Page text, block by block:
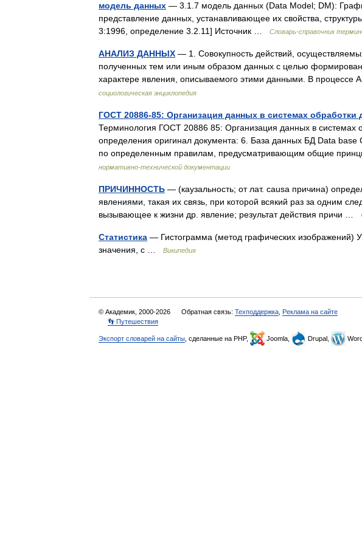
модель данных — 3.1.7 модель данных (Data Model; DM):
представление данных, устанавливающее их свойства,
3:1996, определение 3.2.11] Источник …
Словарь-справочник
АНАЛИЗ ДАННЫХ — 1. Совокупность действий,
полученных тем или иным образом данных с целью
характере явления, описываемого этими данными. В процессе
социологическая энциклопедия
ГОСТ 20886-85: Организация данных в системах
Терминология ГОСТ 20886 85: Организация данных в системах
определения оригинал документа: 6. База данных БД Data base
по определенным правилам, предусматривающим общие
нормативно-технической документации
ПРИЧИННОСТЬ — (каузальность; от лат. causa причина)
явлениями, такая их связь, при которой всякий раз за одним
вызывающее к жизни др. явление; результат действия причи …
Статистика — Гистограмма (метод графических изображений)
значения, с …
Википедия
© Академик, 2000-2026 Обратная связь: Техподдержка Реклама на сайте
👣 Путешествия
Экспорт словарей на сайты , сделанные на PHP, Joomla, Drupal,